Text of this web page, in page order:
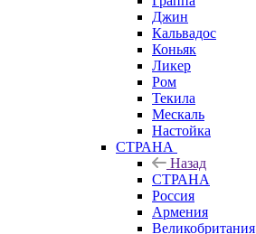
Джин
Кальвадос
Коньяк
Ликер
Ром
Текила
Мескаль
Настойка
СТРАНА
Назад
СТРАНА
Россия
Армения
Великобритания